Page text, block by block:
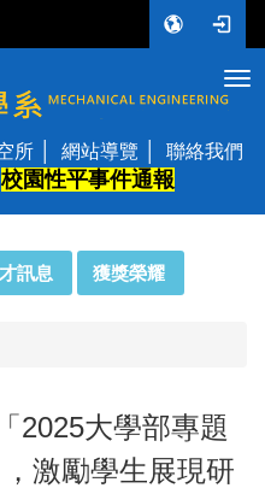
機械工程學系
所 網站導覽
聯絡我們
校園性平事件通報
訊息 獲獎榮耀
2025大學部專題
激勵學生展現研